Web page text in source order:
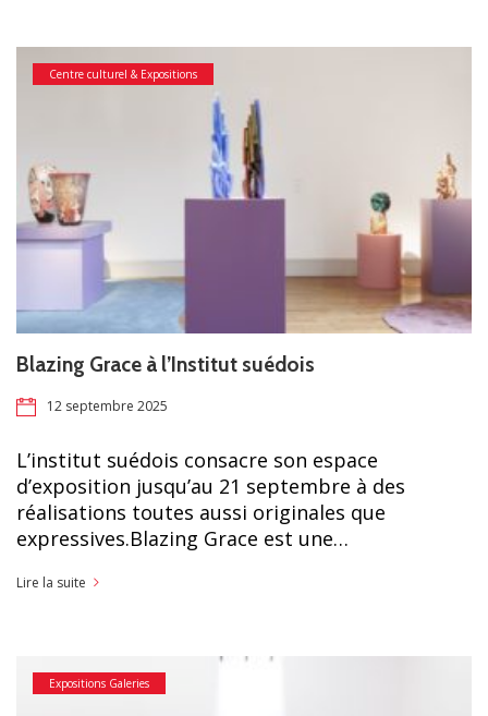
Centre culturel & Expositions
Blazing Grace à l’Institut suédois
12 septembre 2025
L’institut suédois consacre son espace
d’exposition jusqu’au 21 septembre à des
réalisations toutes aussi originales que
expressives.Blazing Grace est une…
Lire la suite
Expositions Galeries